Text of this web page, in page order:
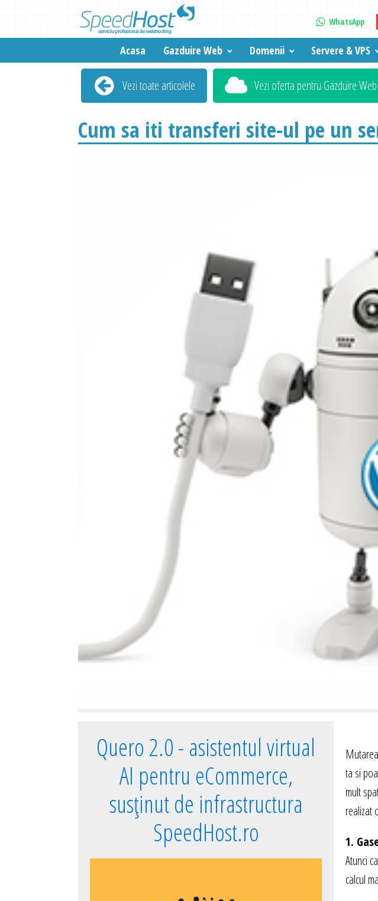
WhatsApp
Acasa Gazduire Web Domenii Servere & VPS
Vezi toate articolele Vezi oferta pentru Gazduire Web
Cum sa iti transferi site-ul pe un
Quero 2.0 - asistentul virtual
AI pentru eCommerce,
susținut de infrastructura
SpeedHost.ro
ta si
mult
realizat
1.
Atunci
calcul